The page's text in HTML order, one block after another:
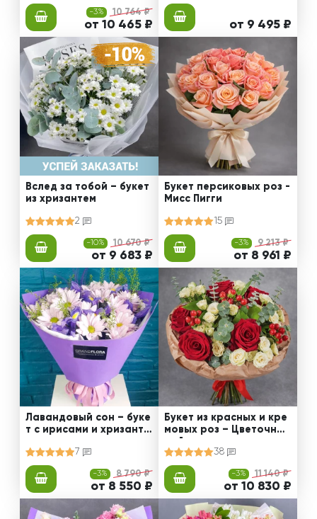
-3% 10 764 ₽
от 10 465 ₽ от 9 495 ₽
Вслед за тобой – букет
из хризантем
2
-10% 10 670 ₽
от 9 683 ₽
Букет персиковых роз -
Мисс Пигги
15
-3% 9 213 ₽
от 8 961 ₽
Лавандовый сон – буке
т с ирисами и хризанте
7
-3% 8 790 ₽
от 8 550 ₽
Букет из красных и кре
мовых роз – Цветочный
38
-3% 11 140 ₽
от 10 830 ₽